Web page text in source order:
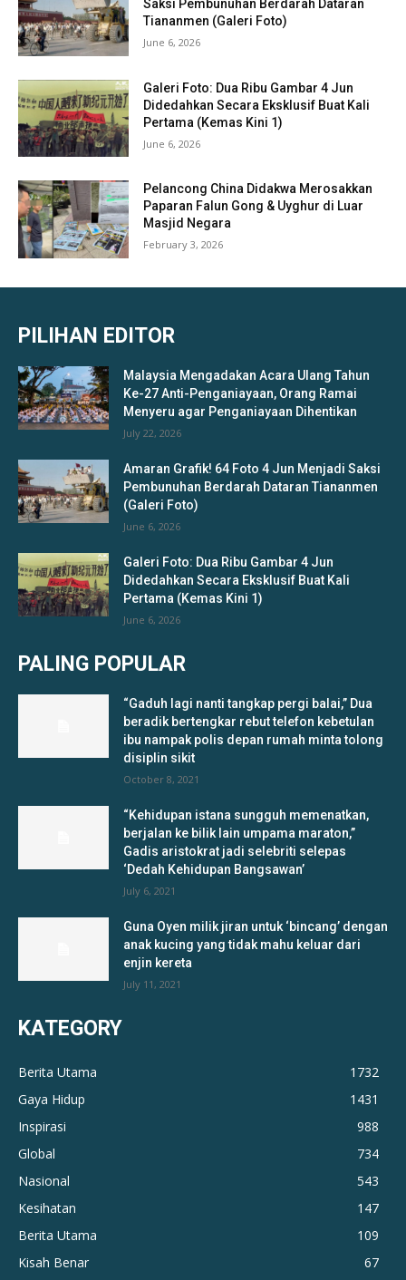
Saksi Pembunuhan Berdarah Dataran
Tiananmen (Galeri Foto)
June 6, 2026
Galeri Foto: Dua Ribu Gambar 4 Jun
Didedahkan Secara Eksklusif Buat Kali
Pertama (Kemas Kini 1)
June 6, 2026
Pelancong China Didakwa Merosakkan
Paparan Falun Gong & Uyghur di Luar
Masjid Negara
February 3, 2026
PILIHAN EDITOR
Malaysia Mengadakan Acara Ulang Tahun
Ke-27 Anti-Penganiayaan, Orang Ramai
Menyeru agar Penganiayaan Dihentikan
July 22, 2026
Amaran Grafik! 64 Foto 4 Jun Menjadi Saksi
Pembunuhan Berdarah Dataran Tiananmen
(Galeri Foto)
June 6, 2026
Galeri Foto: Dua Ribu Gambar 4 Jun
Didedahkan Secara Eksklusif Buat Kali
Pertama (Kemas Kini 1)
June 6, 2026
PALING POPULAR
“Gaduh lagi nanti tangkap pergi balai,” Dua
beradik bertengkar rebut telefon kebetulan
ibu nampak polis depan rumah minta tolong
disiplin sikit
October 8, 2021
“Kehidupan istana sungguh memenatkan,
berjalan ke bilik lain umpama maraton,”
Gadis aristokrat jadi selebriti selepas
‘Dedah Kehidupan Bangsawan’
July 6, 2021
Guna Oyen milik jiran untuk ‘bincang’ dengan
anak kucing yang tidak mahu keluar dari
enjin kereta
July 11, 2021
KATEGORY
Berita Utama
1732
Gaya Hidup
1431
Inspirasi
988
Global
734
Nasional
543
Kesihatan
147
Berita Utama
109
Kisah Benar
67